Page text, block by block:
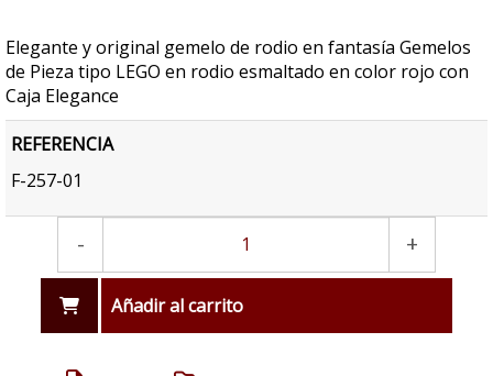
Elegante y original gemelo de rodio en fantasía Gemelos
de Pieza tipo LEGO en rodio esmaltado en color rojo con
Caja Elegance
REFERENCIA
F-257-01
- +
Añadir al carrito